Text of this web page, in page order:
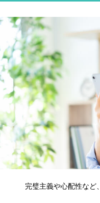
完璧主義や心配性など、